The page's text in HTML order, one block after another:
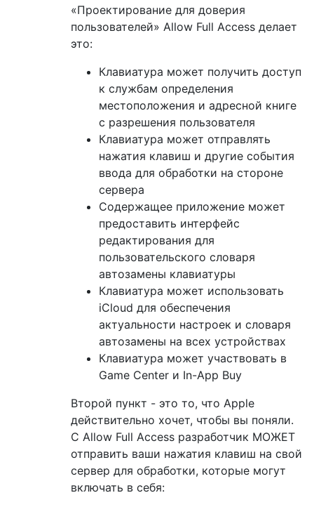
«Проектирование для доверия
пользователей» Allow Full Access делает
это:
Клавиатура может получить доступ
к службам определения
местоположения и адресной книге
с разрешения пользователя
Клавиатура может отправлять
нажатия клавиш и другие события
ввода для обработки на стороне
сервера
Содержащее приложение может
предоставить интерфейс
редактирования для
пользовательского словаря
автозамены клавиатуры
Клавиатура может использовать
iCloud для обеспечения
актуальности настроек и словаря
автозамены на всех устройствах
Клавиатура может участвовать в
Game Center и In-App Buy
Второй пункт - это то, что Apple
действительно хочет, чтобы вы поняли.
С Allow Full Access разработчик МОЖЕТ
отправить ваши нажатия клавиш на свой
сервер для обработки, которые могут
включать в себя: